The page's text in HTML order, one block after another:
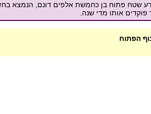
שטח פתוח בן כחמשת אלפים דונם, הנמצא
פוקדים אותו מדי שנה.
הפתוח